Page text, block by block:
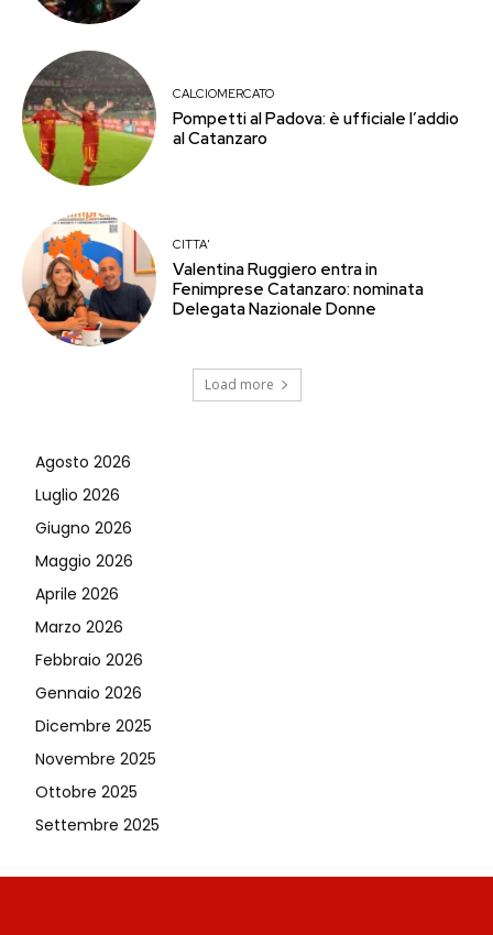
CALCIOMERCATO
Pompetti al Padova: è ufficiale l’addio
al Catanzaro
CITTA'
Valentina Ruggiero entra in
Fenimprese Catanzaro: nominata
Delegata Nazionale Donne
Load more
Agosto 2026
Luglio 2026
Giugno 2026
Maggio 2026
Aprile 2026
Marzo 2026
Febbraio 2026
Gennaio 2026
Dicembre 2025
Novembre 2025
Ottobre 2025
Settembre 2025